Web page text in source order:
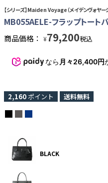
【シリーズ】Maiden Voyage（メイデンヴォヤー
MB055AELE-フラップトート
商品価格： ¥79,200税込
なら 月々26,400円
2,160 ポイント 送料無料
BLACK